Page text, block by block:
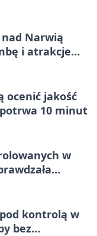
Narwią
i atrakcje
ocenić jakość
10 minut
w
kontrolą w
bez